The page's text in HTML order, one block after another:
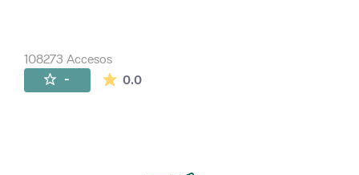
108273 Accesos
- 0.0La valoración media es de 0 estrellas de